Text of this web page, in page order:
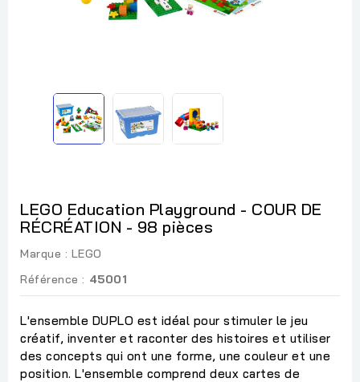
LEGO Education Playground - COUR DE
RÉCRÉATION - 98 pièces
Marque : LEGO
Référence : 45001
L'ensemble DUPLO est idéal pour stimuler le jeu
créatif, inventer et raconter des histoires et utiliser
des concepts qui ont une forme, une couleur et une
position. L'ensemble comprend deux cartes de